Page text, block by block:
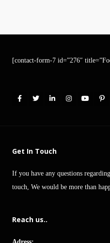
[contact-form-7 id=”276″
Get In Touch
If you have any questions
touch, We would be more than
Reach us..